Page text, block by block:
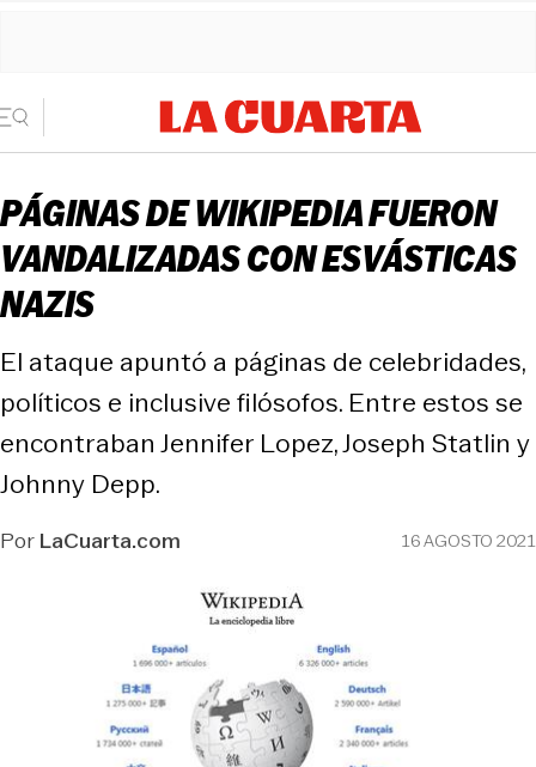
PÁGINAS DE WIKIPEDIA FUERON
VANDALIZADAS CON ESVÁSTICAS
NAZIS
El ataque apuntó a páginas de celebridades,
políticos e inclusive filósofos. Entre estos se
encontraban Jennifer Lopez, Joseph Statlin y
Johnny Depp.
PorLaCuarta.com 16 AGOSTO 2021